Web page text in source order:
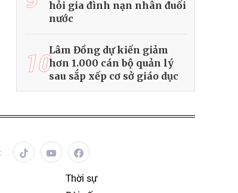
hỏi gia đình nạn nhân đuối
nước
10Lâm Đồng dự kiến giảm
hơn 1.000 cán bộ quản lý
sau sắp xếp cơ sở giáo dục
Thời sự